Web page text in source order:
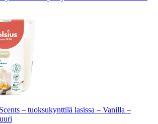
– tuoksukynttilä lasissa – Vanilla –